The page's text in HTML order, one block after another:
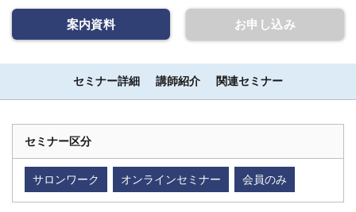
案内資料 お申し込み
セミナー詳細 講師紹介 関連セミナー
セミナー区分
サロンワーク オンラインセミナー 会員のみ